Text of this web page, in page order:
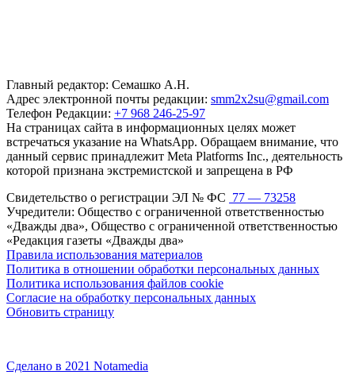
Главный редактор: Семашко А.Н.
Адрес электронной почты редакции: smm2x2su@gmail.com
Телефон Редакции: +7 968 246-25-97
На страницах сайта в информационных целях может
встречаться указание на WhatsApp. Обращаем внимание, что
данный сервис принадлежит Meta Platforms Inc., деятельность
которой признана экстремистской и запрещена в РФ
Свидетельство о регистрации ЭЛ № ФС 77 — 73258
Учредители: Общество с ограниченной ответственностью
«Дважды два», Общество с ограниченной ответственностью
«Редакция газеты «Дважды два»
Правила использования материалов
Политика в отношении обработки персональных данных
Политика использования файлов cookie
Согласие на обработку персональных данных
Обновить страницу
Сделано в 2021 Notamedia